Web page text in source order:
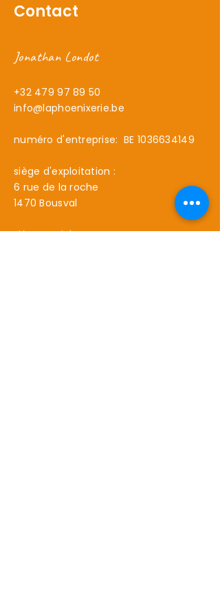
Contact
Jonathan Londot
+32 479 97 89 50
info@laphoenixerie.be
numéro d'entreprise: BE 1036634149
siège d'exploitation :
6 rue de la roche
1470 Bousval
siège social: